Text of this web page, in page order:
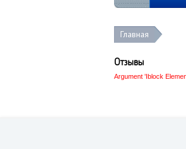
Главная
Отзывы
Argument 'Iblock